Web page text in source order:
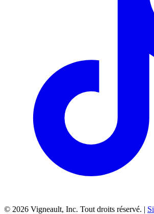
© 2026 Vigneault, Inc. Tout droits réservé. |